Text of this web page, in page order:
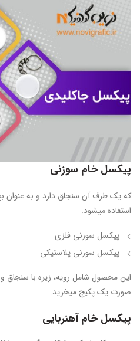
پیکسل خام سوزنی
که یک طرف آن سنجاق دارد و به عنوان
استفاده میشود.
پیکسل سوزنی فلزی
پیکسل سوزنی پلاستیکی
این محصول شامل رویه، زیره با
صورت یک پکیج میخرید.
پیکسل خام آهنربایی